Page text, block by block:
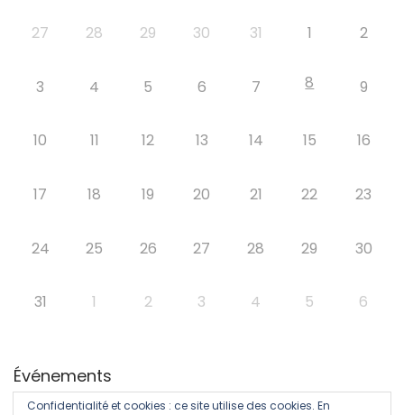
27 28 29 30 31 1 2
3 4 5 6 7 8 9
10 11 12 13 14 15 16
17 18 19 20 21 22 23
24 25 26 27 28 29 30
31 1 2 3 4 5 6
Événements
Confidentialité et cookies : ce site utilise des cookies. En